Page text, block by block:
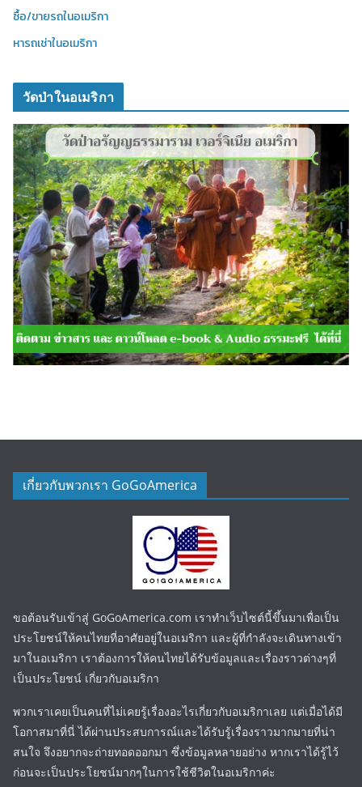
ซื้อ/ขายรถในอเมริกา
หารถเช่าในอเมริกา
วัดป่าในอเมริกา
เกี่ยวกับพวกเรา GoGoAmerica
ขอต้อนรับเข้าสู่ GoGoAmerica.com เราทำเว็บไซต์นี้ขึ้นมาเพื่อเป็น
ประโยชน์ให้คนไทยที่อาศัยอยู่ในอเมริกา และผู้ที่กำลังจะเดินทางเข้า
มาในอเมริกา เราต้องการให้คนไทยได้รับข้อมูลและเรื่องราวต่างๆที่
เป็นประโยชน์ เกี่ยวกับอเมริกา
พวกเราเคยเป็นคนที่ไม่เคยรู้เรื่องอะไรเกี่ยวกับอเมริกาเลย แต่เมื่อได้มี
โอกาสมาที่นี่ ได้ผ่านประสบการณ์และได้รับรู้เรื่องราวมากมายที่น่า
สนใจ จึงอยากจะถ่ายทอดออกมา ซึ่งข้อมูลหลายอย่าง หากเราได้รู้ไว้
ก่อนจะเป็นประโยชน์มากๆในการใช้ชีวิตในอเมริกาค่ะ